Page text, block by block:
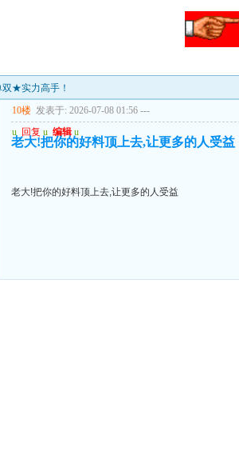
双★实力高手！
10楼 发表于: 2026-07-08 01:56 ---
u 回复 u 编辑 u
老大!把你的好料顶上去,让更多的人受益
老大!把你的好料顶上去,让更多的人受益